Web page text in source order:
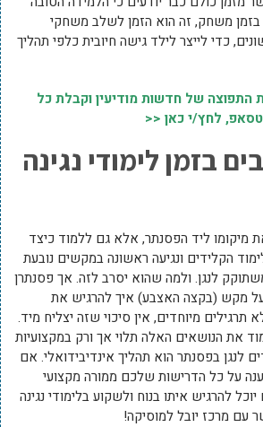
משחק, זה הוא הזמן לשלב משחקי
כדי לייצר לילד גישה חיובית כלפי תהליך
התפוצה של חדשות מודיעין וקבלת כל
לחץ/י כאן <<
בזמן לימודי נגינה
מיקומו ליד הפסנתר, אלא גם ללמוד כיצד
הקלידים ונגיעה ראשונה במקשים נובעת
לנגן. ולמה שהוא יסרב לזה. אך פסנתרן
על מקש (בקצה האצבע) איך להרגיש את
מיוחדים, אין סיכוי שזה יצליח מיד.
את הנושאים האלה תלוי אך ורק במקצועיות
לנגן בפסנתר הוא תהליך אינדיבידואלי. אם
על כל הדרישות שלכם ממורה מקצועי
להרגיש איתו בנוח ולשקוע בלימודי נגינה
עם מרכז יובל למוסיקה!